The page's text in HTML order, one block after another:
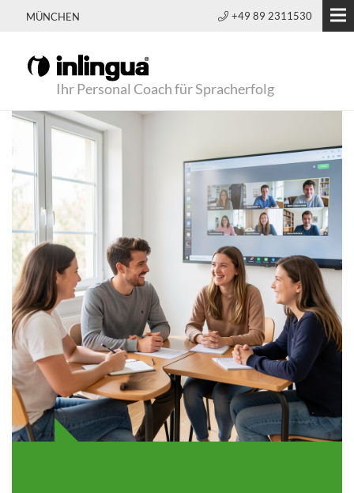
MÜNCHEN +49 89 2311530
Ihr Personal Coach für Spracherfolg